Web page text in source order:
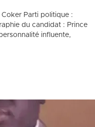
Parti politique :
du candidat : Prince
influente,